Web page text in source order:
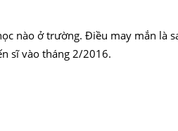
nào ở trường. Điều may mắn là
sĩ vào tháng 2/2016.